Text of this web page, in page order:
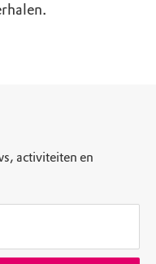
activiteiten en